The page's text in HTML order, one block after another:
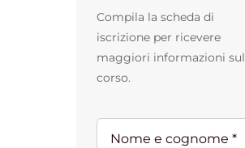
Compila la scheda di
iscrizione per ricevere
maggiori informazioni sul
corso.